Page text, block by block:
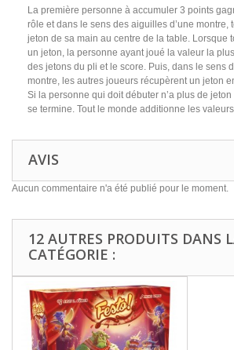
La première personne à accumuler 3 points
rôle et dans le sens des aiguilles d’une montre,
jeton de sa main au centre de la table. Lorsque
un jeton, la personne ayant joué la valeur la
des jetons du pli et le score. Puis, dans le sens
montre, les autres joueurs récupèrent un jeton
Si la personne qui doit débuter n’a plus de
se termine. Tout le monde additionne les
AVIS
Aucun commentaire n'a été publié pour le moment.
12 AUTRES PRODUITS DANS
CATÉGORIE :